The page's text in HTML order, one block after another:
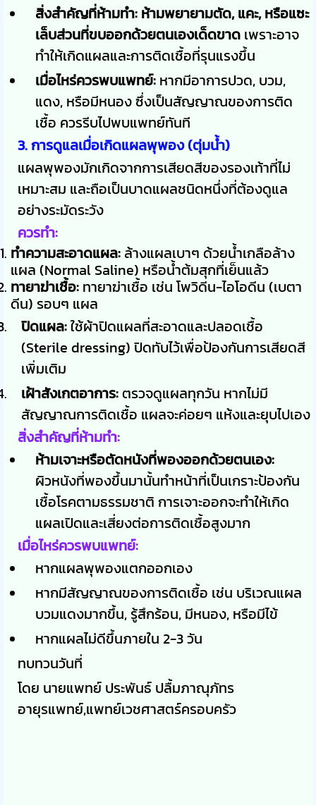
สิ่งสำคัญที่ห้ามทำ: ห้ามพยายามตัด, แคะ, หรือแซะ
เล็บส่วนที่ขบออกด้วยตนเองเด็ดขาด เพราะอาจ
ทำให้เกิดแผลและการติดเชื้อที่รุนแรงขึ้น
เมื่อไหร่ควรพบแพทย์: หากมีอาการปวด, บวม,
แดง, หรือมีหนอง ซึ่งเป็นสัญญาณของการติด
เชื้อ ควรรีบไปพบแพทย์ทันที
3. การดูแลเมื่อเกิดแผลพุพอง (ตุ่มน้ำ)
แผลพุพองมักเกิดจากการเสียดสีของรองเท้าที่ไม่
เหมาะสม และถือเป็นบาดแผลชนิดหนึ่งที่ต้องดูแล
อย่างระมัดระวัง
ควรทำ:
ทำความสะอาดแผล: ล้างแผลเบาๆ ด้วยน้ำเกลือล้าง
แผล (Normal Saline) หรือน้ำต้มสุกที่เย็นแล้ว
ทายาฆ่าเชื้อ: ทายาฆ่าเชื้อ เช่น โพวิดีน-ไอโอดีน (เบตา
ดีน) รอบๆ แผล
ปิดแผล:ใช้ผ้าปิดแผลที่สะอาดและปลอดเชื้อ
(Sterile dressing) ปิดทับไว้เพื่อป้องกันการเสียดสี
เพิ่มเติม
เฝ้าสังเกตอาการ:ตรวจดูแผลทุกวัน หากไม่มี
สัญญาณการติดเชื้อ แผลจะค่อยๆ แห้งและยุบไปเอง
สิ่งสำคัญที่ห้ามทำ:
ห้ามเจาะหรือตัดหนังที่พองออกด้วยตนเอง:
ผิวหนังที่พองขึ้นมานั้นทำหน้าที่เป็นเกราะป้องกัน
เชื้อโรคตามธรรมชาติ การเจาะออกจะทำให้เกิด
แผลเปิดและเสี่ยงต่อการติดเชื้อสูงมาก
เมื่อไหร่ควรพบแพทย์:
หากแผลพุพองแตกออกเอง
หากมีสัญญาณของการติดเชื้อ เช่น บริเวณแผล
บวมแดงมากขึ้น, รู้สึกร้อน, มีหนอง, หรือมีไข้
หากแผลไม่ดีขึ้นภายใน 2-3 วัน
ทบทวนวันที่
โดย นายแพทย์ ประพันธ์ ปลื้มภาณุภัทร
อายุรแพทย์,แพทย์เวชศาสตร์ครอบครัว